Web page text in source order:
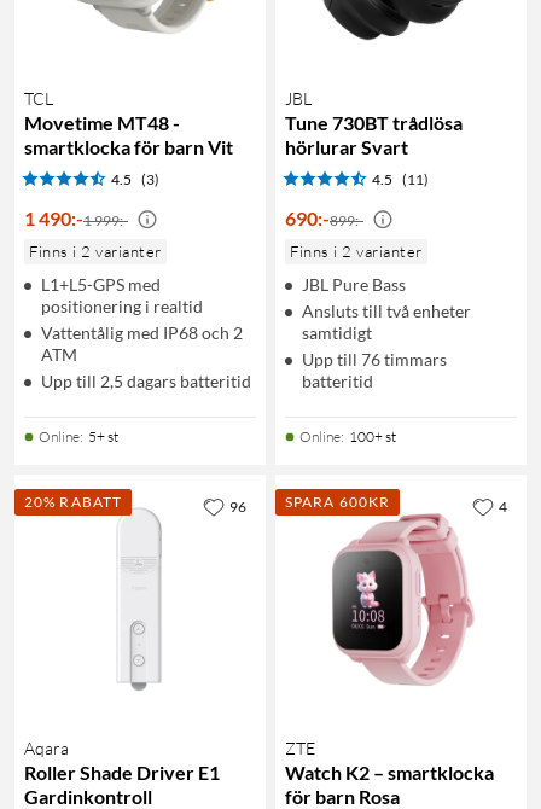
TCL
Movetime MT48 -
smartklocka för barn Vit
4.5 (3)
1 490:-1 999:-
Finns i 2 varianter
L1+L5-GPS med
positionering i realtid
Vattentålig med IP68 och 2
ATM
Upp till 2,5 dagars batteritid
Online: 5+ st
JBL
Tune 730BT trådlösa
hörlurar Svart
4.5 (11)
690:-899:-
Finns i 2 varianter
JBL Pure Bass
Ansluts till två enheter
samtidigt
Upp till 76 timmars
batteritid
Online: 100+ st
20% RABATT
Aqara
Roller Shade Driver E1
Gardinkontroll
96 SPARA 600KR
ZTE
Watch K2 – smartklocka
för barn Rosa
4